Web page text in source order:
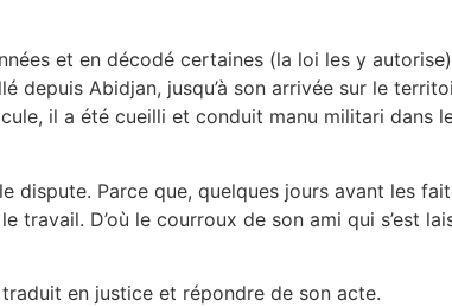
et en décodé certaines (la loi les y
Abidjan, jusqu’à son arrivée sur le
il a été cueilli et conduit manu militari dans
dispute. Parce que, quelques jours avant les
D’où le courroux de son ami qui s’est
en justice et répondre de son acte.